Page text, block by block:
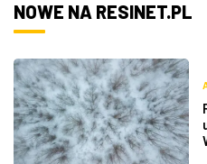
NOWE NA RESINET.PL